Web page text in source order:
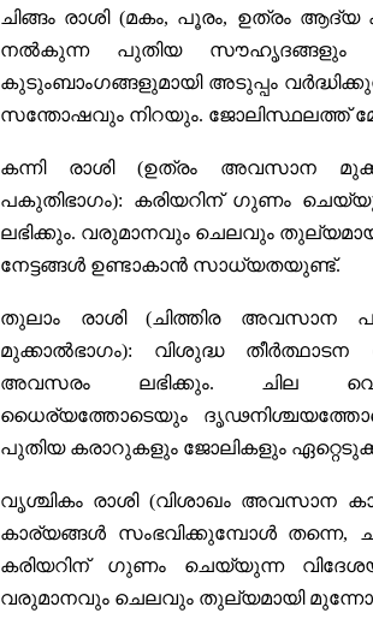
ചിങ്ങം രാശി (മകം, പൂരം, ഉത്രം ആദ്യ
നൽകുന്ന പുതിയ സൗഹൃദങ്ങളും
കുടുംബാംഗങ്ങളുമായി അടുപ്പം
സന്തോഷവും നിറയും. ജോലിസ്ഥലത്ത്
കന്നി രാശി (ഉത്രം അവസാന
പകുതിഭാഗം): കരിയറിന് ഗുണം
ലഭിക്കും. വരുമാനവും ചെലവും
നേട്ടങ്ങൾ ഉണ്ടാകാൻ സാധ്യതയുണ്ട്.
തുലാം രാശി (ചിത്തിര അവസാന
മുക്കാൽഭാഗം): വിശുദ്ധ തീർത്ഥാടന
അവസരം ലഭിക്കും. ചില
ധൈര്യത്തോടെയും
പുതിയ കരാറുകളും ജോലികളും
വൃശ്ചികം രാശി (വിശാഖം അവസാന
കാര്യങ്ങൾ സംഭവിക്കുമ്പോൾ തന്നെ,
കരിയറിന് ഗുണം ചെയ്യുന്ന
വരുമാനവും ചെലവും തുല്യമായി